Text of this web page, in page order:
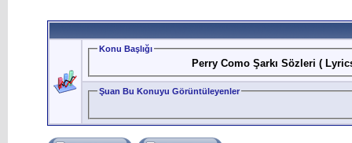
Konu Başlığı
Perry Como Şarkı Sözleri (
Şuan Bu Konuyu Görüntüleyenler